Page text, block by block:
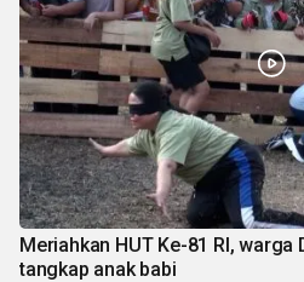
Meriahkan HUT Ke-81 RI, warga
tangkap anak babi